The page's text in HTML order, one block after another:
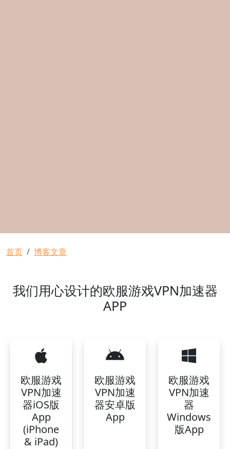
面包屑
首页 博客文章
我们用心设计的欧服游戏VPN加速器
APP
欧服游戏
VPN加速
器iOS版
App
(iPhone
& iPad)
欧服游戏
VPN加速
器安卓版
App
欧服游戏
VPN加速
器
Windows
版App